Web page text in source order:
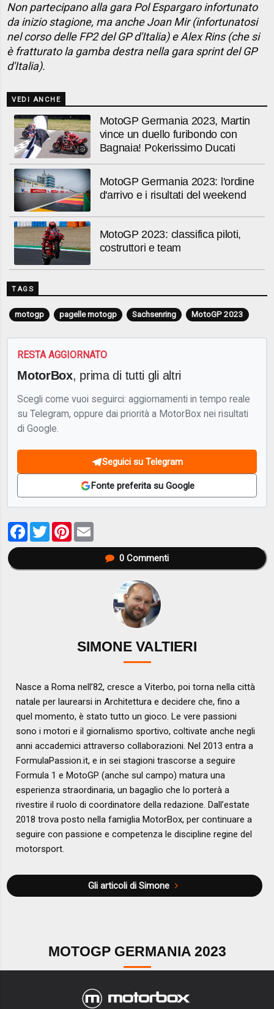
Non partecipano alla gara Pol Espargaro infortunato
da inizio stagione, ma anche Joan Mir (infortunatosi
nel corso delle FP2 del GP d'Italia) e Alex Rins (che si
è fratturato la gamba destra nella gara sprint del GP
d'Italia).
VEDI ANCHE
MotoGP Germania 2023, Martin
vince un duello furibondo con
Bagnaia! Pokerissimo Ducati
MotoGP Germania 2023: l'ordine
d'arrivo e i risultati del weekend
MotoGP 2023: classifica piloti,
costruttori e team
TAGS
motogp pagelle motogp Sachsenring MotoGP 2023
RESTA AGGIORNATO
MotorBox, prima di tutti gli altri
Scegli come vuoi seguirci: aggiornamenti in tempo reale
su Telegram, oppure dai priorità a MotorBox nei risultati
di Google.
Seguici su Telegram
Fonte preferita su Google
Facebook
TwitterPinterest
0Commenti
SIMONE VALTIERI
Nasce a Roma nell’82, cresce a Viterbo, poi torna nella città
natale per laurearsi in Architettura e decidere che, fino a
quel momento, è stato tutto un gioco. Le vere passioni
sono i motori e il giornalismo sportivo, coltivate anche negli
anni accademici attraverso collaborazioni. Nel 2013 entra a
FormulaPassion.it, e in sei stagioni trascorse a seguire
Formula 1 e MotoGP (anche sul campo) matura una
esperienza straordinaria, un bagaglio che lo porterà a
rivestire il ruolo di coordinatore della redazione. Dall’estate
2018 trova posto nella famiglia MotorBox, per continuare a
seguire con passione e competenza le discipline regine del
motorsport.
Gli articoli di Simone
MOTOGP GERMANIA 2023